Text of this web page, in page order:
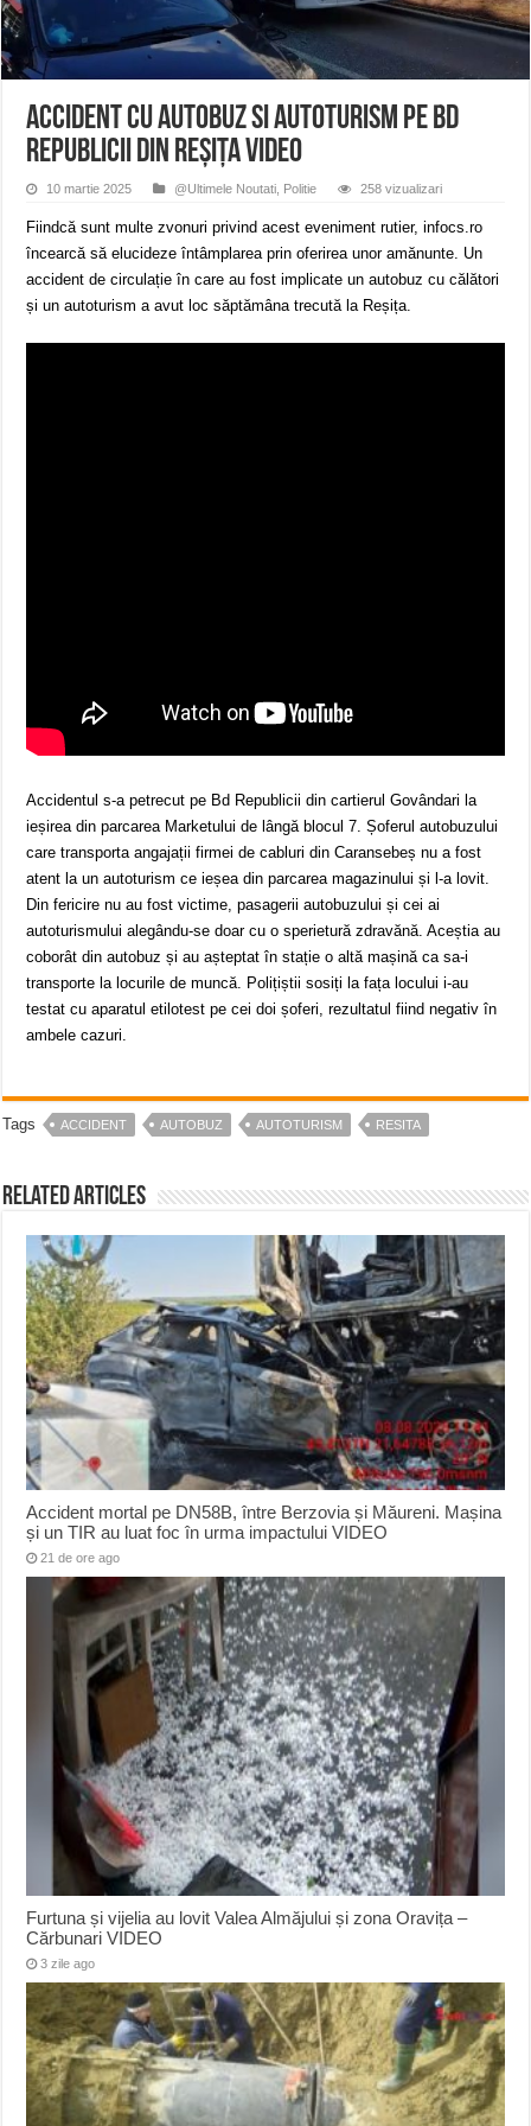
ANUNȚ OPRIRE APĂ în Reșița – avarie – 04.08.2026 – str. Văliugului și
ANUNŢ OPRIRE APĂ în CARANSEBEȘ – 04.08.2026 – avarie – Calea
Accident cu autobuz si autoturism pe Bd
Republicii din Reșița VIDEO
10 martie 2025 @Ultimele Noutati Politie 258 vizualizari
Fiindcă sunt multe zvonuri privind acest eveniment rutier, infocs.ro
încearcă să elucideze întâmplarea prin oferirea unor amănunte. Un
accident de circulație în care au fost implicate un autobuz cu călători
și un autoturism a avut loc săptămâna trecută la Reșița.
Accidentul s-a petrecut pe Bd Republicii din cartierul Govândari la
ieșirea din parcarea Marketului de lângă blocul 7. Șoferul autobuzului
care transporta angajații firmei de cabluri din Caransebeș nu a fost
atent la un autoturism ce ieșea din parcarea magazinului și l-a lovit.
Din fericire nu au fost victime, pasagerii autobuzului și cei ai
autoturismului alegându-se doar cu o sperietură zdravănă. Aceștia au
coborât din autobuz și au așteptat în stație o altă mașină ca sa-i
transporte la locurile de muncă. Polițiștii sosiți la fața locului i-au
testat cu aparatul etilotest pe cei doi șoferi, rezultatul fiind negativ în
ambele cazuri.
Tags ACCIDENT AUTOBUZ AUTOTURISM RESITA
Related Articles
Accident mortal pe DN58B, între Berzovia și Măureni. Mașina
și un TIR au luat foc în urma impactului VIDEO
21 de ore ago
Furtuna și vijelia au lovit Valea Almăjului și zona Oravița –
Cărbunari VIDEO
3 zile ago